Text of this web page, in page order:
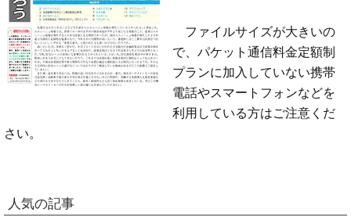
ファイルサイズが大きいの
で、パケット通信料金定額制
プランに加入していない携帯
電話やスマートフォンなどを
利用している方はご注意くだ
さい。
人気の記事